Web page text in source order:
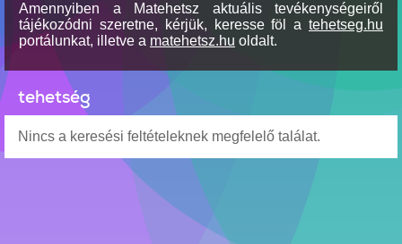
Amennyiben a Matehetsz aktuális tevékenységeiről
tájékozódni szeretne, kérjük, keresse föl a tehetseg.hu
portálunkat, illetve a matehetsz.hu oldalt.
tehetség
Nincs a keresési feltételeknek megfelelő találat.